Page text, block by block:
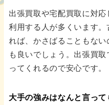
出張買取や宅配買取に対
利用する人が多くいます
れば、かさばることもな
も良いでしょう。出張買
ってくれるので安心です。
大手の強みはなんと言っ